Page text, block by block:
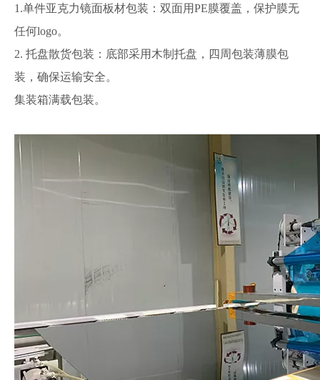
1.单件亚克力镜面板材包装：双面用PE膜覆盖，保护膜无
任何logo。
2. 托盘散货包装：底部采用木制托盘，四周包装薄膜包
装，确保运输安全。
集装箱满载包装。